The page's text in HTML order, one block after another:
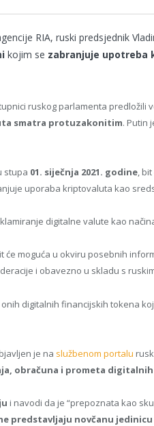
RIA, ruski predsjednik
kojim se zabranjuje upotreba
ruskog parlamenta predložili
smatra protuzakonitim. Putin
stupa 01. siječnja 2021. godine,
uporaba kriptovaluta kao
digitalne valute kao
će moguća u okviru posebnih
i obavezno u skladu s
digitalnih financijskih tokena
je na službenom portalu
obračuna i prometa
i navodi da je “prepoznata kao
predstavljaju novčanu jedinicu